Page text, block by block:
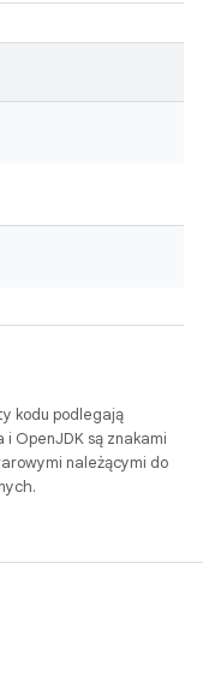
kodu podlegają
i OpenJDK są znakami
należącymi do